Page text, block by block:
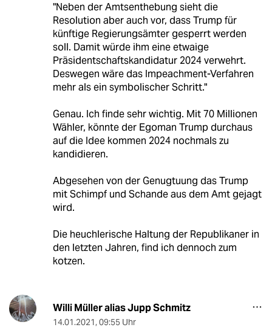
"Neben der Amtsenthebung sieht die
Resolution aber auch vor, dass Trump für
künftige Regierungsämter gesperrt werden
soll. Damit würde ihm eine etwaige
Präsidentschaftskandidatur 2024 verwehrt.
Deswegen wäre das Impeachment-Verfahren
mehr als ein symbolischer Schritt."
Genau. Ich finde sehr wichtig. Mit 70 Millionen
Wähler, könnte der Egoman Trump durchaus
auf die Idee kommen 2024 nochmals zu
kandidieren.
Abgesehen von der Genugtuung das Trump
mit Schimpf und Schande aus dem Amt gejagt
wird.
Die heuchlerische Haltung der Republikaner in
den letzten Jahren, find ich dennoch zum
kotzen.
Willi Müller alias Jupp Schmitz
14.01.2021, 09:55 Uhr